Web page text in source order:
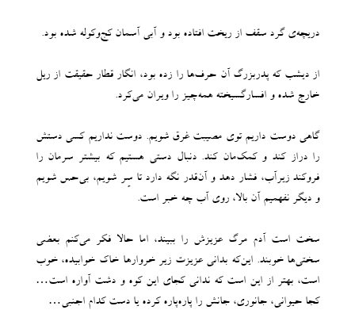
دریچه‌ی گرد سقف از ریخت افتاده بود و آبی آسمان کج‌وکوله شده بود.
از دیشب که پدربزرگ آن حرف‌ها را زده بود، انگار قطار حقیقت از ریل
خارج شده و افسارگسیخته همه‌چیز را ویران می‌کرد.
گاهی دوست داریم توی مصیبت غرق شویم. دوست نداریم کسی دستش
را دراز کند و کمک‌مان کند. دنبال دستی هستیم که بیشتر سرمان را
فروکند زیرآب، فشار دهد و آن‌قدر نگه دارد تا سِر شویم، بی‌حس شویم
و دیگر نفهمیم آن بالا، روی آب چه خبر است.
سخت است آدم مرگ عزیزش را ببیند، اما حالا فکر می‌کنم بعضی
سختی‌ها خوبند. این‌که بدانی عزیزت زیر خروارها خاک خوابیده، خوب
است، بهتر از این است که ندانی کجای این کوه و دشت آواره است…
کجا حیوانی، جانوری، جانش را پاره‌پاره کرده یا دست کدام اجنبی…